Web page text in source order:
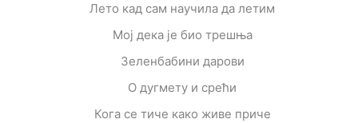
Лето кад сам научила да летим
Мој дека је био трешња
Зеленбабини дарови
О дугмету и срећи
Кога се тиче како живе приче